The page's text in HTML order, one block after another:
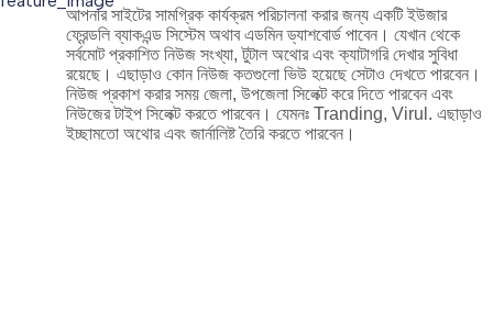
আপনার সাইটের সামগ্রিক কার্যক্রম পরিচালনা করার জন্য একটি ইউজার
ফ্রেন্ডলি ব্যাকএন্ড সিস্টেম অথাব এডমিন ড্যাশবোর্ড পাবেন। যেখান থেকে
সর্বমোট প্রকাশিত নিউজ সংখ্যা, টুটাল অথোর এবং ক্যাটাগরি দেখার সুবিধা
রয়েছে। এছাড়াও কোন নিউজ কতগুলো ভিউ হয়েছে সেটাও দেখতে পারবেন।
নিউজ প্রকাশ করার সময় জেলা, উপজেলা সিলেক্ট করে দিতে পারবেন এবং
নিউজের টাইপ সিলেক্ট করতে পারবেন। যেমনঃ Tranding, Virul. এছাড়াও
ইচ্ছামতো অথোর এবং জার্নালিষ্ট তৈরি করতে পারবেন।